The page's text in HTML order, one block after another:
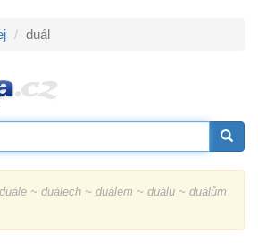
duál
~ duálech ~ duálem ~ duálu ~ duálům